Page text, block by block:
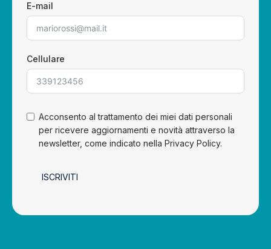
E-mail
Cellulare
Acconsento al trattamento dei miei dati personali
per ricevere aggiornamenti e novità attraverso la
newsletter, come indicato nella Privacy Policy.
ISCRIVITI